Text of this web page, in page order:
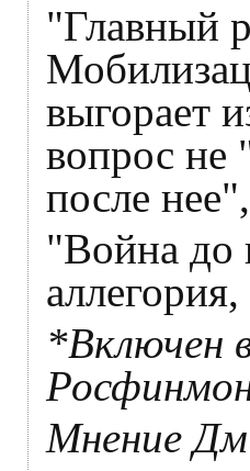
"Главный
выгорает
вопрос не
после
"Война до
*Включен
Мнение